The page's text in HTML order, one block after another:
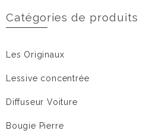
Catégories de produits
Les Originaux
Lessive concentrée
Diffuseur Voiture
Bougie Pierre